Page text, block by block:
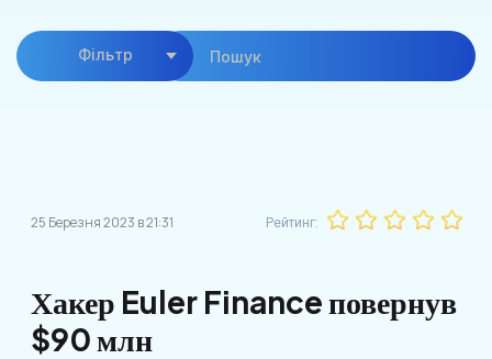
Фiльтр
25 Березня 2023 в 21:31 Рейтинг:
Хакер Euler Finance повернув
$90 млн